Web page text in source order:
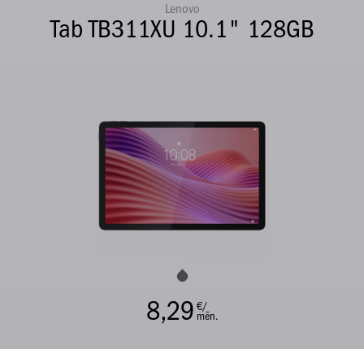
Lenovo
Tab TB311XU 10.1" 128GB
8,29 €/
mēn.